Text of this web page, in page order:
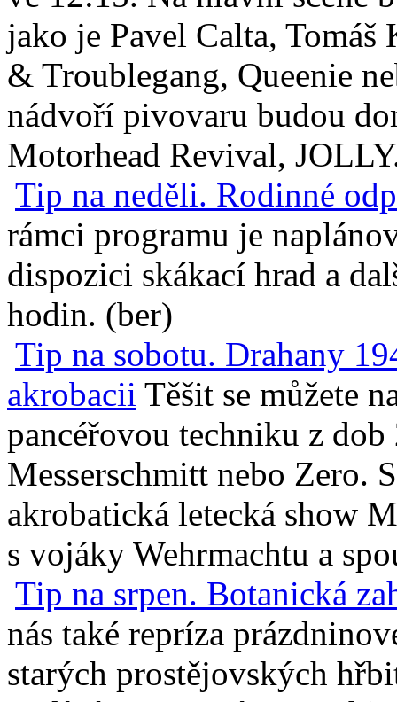
jako je Pavel Calta,
& Troublegang, Queenie
nádvoří pivovaru budou
Motorhead Revival,
Tip na neděli. Rodinné
rámci programu je
dispozici skákací hrad a
hodin. (ber)
Tip na sobotu. Drahany
akrobacii Těšit se můžete
pancéřovou techniku z
Messerschmitt nebo Zero.
akrobatická letecká show
s vojáky Wehrmachtu a
Tip na srpen. Botanická
nás také repríza
starých prostějovských